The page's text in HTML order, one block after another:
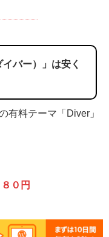
バー）」は安く
有料テーマ「Diver」
０円